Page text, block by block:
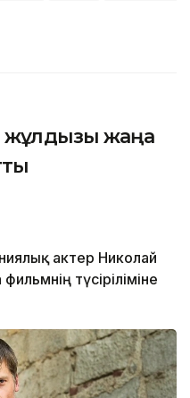
жұлдызы жаңа
актер Николай
түсіріліміне